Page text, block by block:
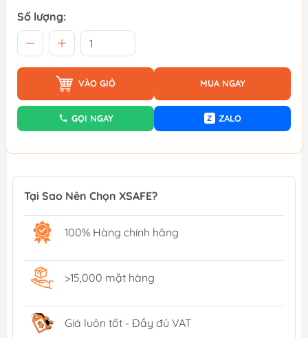
Số lượng:
VÀO GIỎ MUA NGAY
GỌI NGAY Z ZALO
Tại Sao Nên Chọn XSAFE?
100% Hàng chính hãng
>15,000 mặt hàng
Giá luôn tốt - Đầy đủ VAT